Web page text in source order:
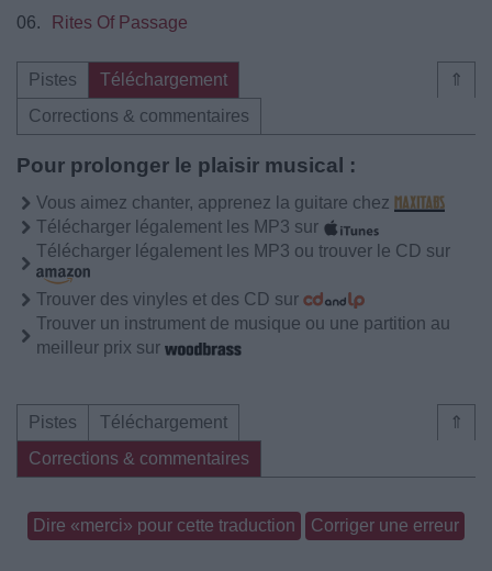
06.
Rites Of Passage
⇑
Pistes
Téléchargement
Corrections & commentaires
Pour prolonger le plaisir musical :
Vous aimez chanter, apprenez la guitare chez
Télécharger légalement les MP3 sur
Télécharger légalement les MP3 ou trouver le CD sur
Trouver des vinyles et des CD sur
Trouver un instrument de musique ou une partition au
meilleur prix sur
⇑
Pistes
Téléchargement
Corrections & commentaires
Dire «merci» pour cette traduction Corriger une erreur